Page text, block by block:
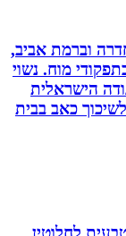
שנים בחדרה וברמת אביב,
מוח. נשוי
הישראלית
לשיכוך כאב בבית